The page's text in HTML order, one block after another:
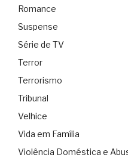
Romance
Suspense
Série de TV
Terror
Terrorismo
Tribunal
Velhice
Vida em Família
Violência Doméstica e